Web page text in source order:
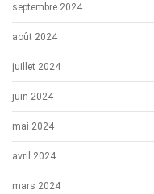
septembre 2024
août 2024
juillet 2024
juin 2024
mai 2024
avril 2024
mars 2024